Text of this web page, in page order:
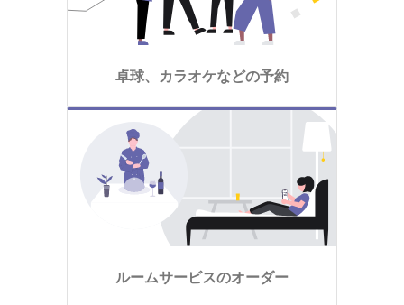
卓球、カラオケなどの予約
ルームサービスのオーダー